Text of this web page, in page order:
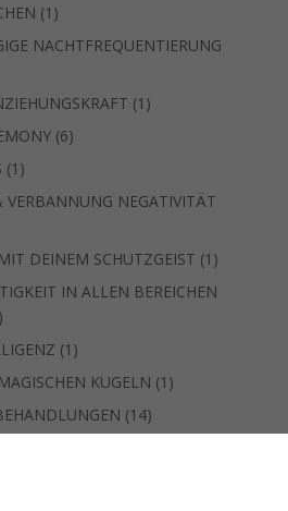
1 1
Produkt
NACHTFREQUENTIERUNG
1 1
66
1 1
Produkt
VERBANNUNG NEGATIVITÄT
DEINEM SCHUTZGEIST 1 1
Produkt
IN ALLEN BEREICHEN
1
Produkt
1 1
Produkt
KUGELN 1 1
1414
Produkte
HARMONIC-PORTAL“ 11